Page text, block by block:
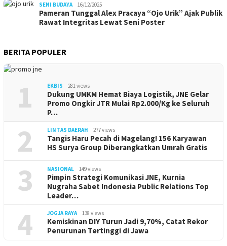
SENI BUDAYA 16/12/2025
Pameran Tunggal Alex Pracaya “Ojo Urik” Ajak Publik
Rawat Integritas Lewat Seni Poster
BERITA POPULER
1 EKBIS 281 views
Dukung UMKM Hemat Biaya Logistik, JNE Gelar
Promo Ongkir JTR Mulai Rp2.000/Kg ke Seluruh
P…
2 LINTAS DAERAH 277 views
Tangis Haru Pecah di Magelang! 156 Karyawan
HS Surya Group Diberangkatkan Umrah Gratis
3 NASIONAL 149 views
Pimpin Strategi Komunikasi JNE, Kurnia
Nugraha Sabet Indonesia Public Relations Top
Leader…
4 JOGJA RAYA 138 views
Kemiskinan DIY Turun Jadi 9,70%, Catat Rekor
Penurunan Tertinggi di Jawa